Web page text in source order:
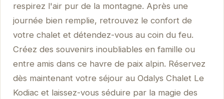
respirez l'air pur de la montagne. Après une
journée bien remplie, retrouvez le confort de
votre chalet et détendez-vous au coin du feu.
Créez des souvenirs inoubliables en famille ou
entre amis dans ce havre de paix alpin. Réservez
dès maintenant votre séjour au Odalys Chalet Le
Kodiac et laissez-vous séduire par la magie des